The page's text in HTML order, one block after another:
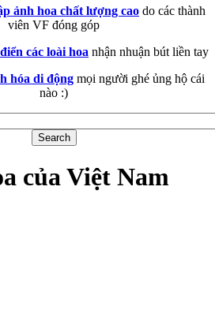
ảnh hoa chất lượng cao do các thành
viên VF đóng góp
các loài hoa nhận nhuận bút liền tay
hóa di động mọi người ghé ủng hộ cái
nào :)
của Việt Nam